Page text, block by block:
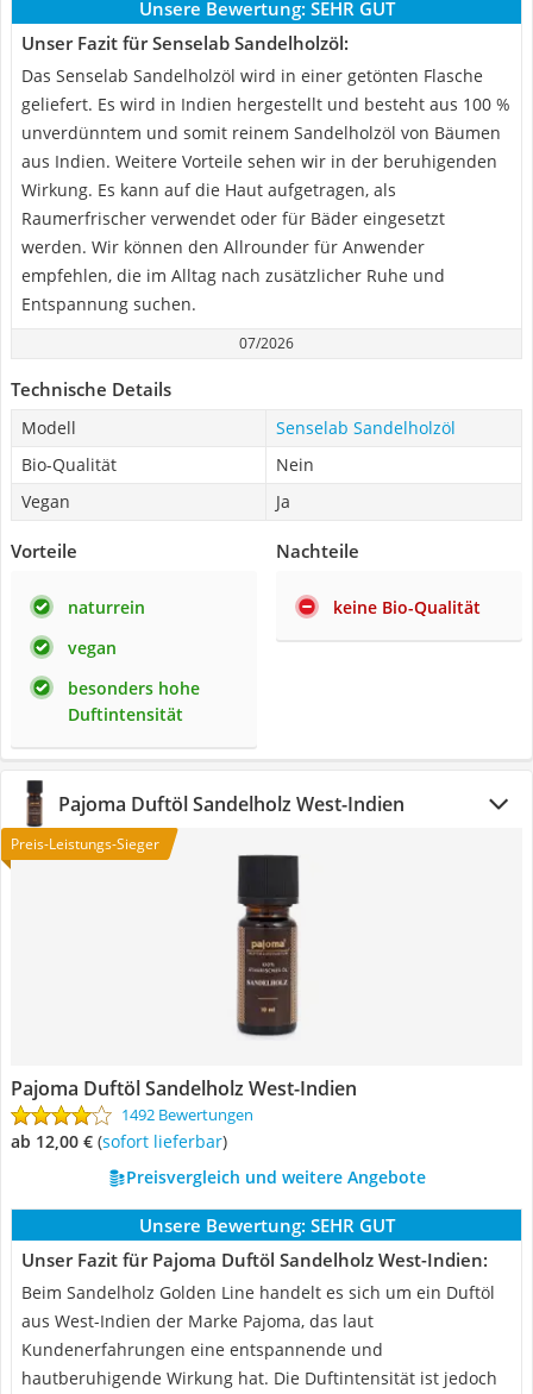
Unsere Bewertung: SEHR GUT
Unser Fazit für Senselab Sandelholzöl:
Das Senselab Sandelholzöl wird in einer getönten Flasche
geliefert. Es wird in Indien hergestellt und besteht aus 100 %
unverdünntem und somit reinem Sandelholzöl von Bäumen
aus Indien. Weitere Vorteile sehen wir in der beruhigenden
Wirkung. Es kann auf die Haut aufgetragen, als
Raumerfrischer verwendet oder für Bäder eingesetzt
werden. Wir können den Allrounder für Anwender
empfehlen, die im Alltag nach zusätzlicher Ruhe und
Entspannung suchen.
07/2026
Technische Details
Modell
Senselab Sandelholzöl
Bio-Qualität
Nein
Vegan
Ja
Vorteile
naturrein
vegan
besonders hohe
Duftintensität
Nachteile
keine Bio-Qualität
Pajoma Duftöl Sandelholz West-Indien
Preis-Leistungs-Sieger
Pajoma Duftöl Sandelholz West-Indien
1492 Bewertungen
ab 12,00 € ( Sofort lieferbar)
Preisvergleich und weitere Angebote
Unsere Bewertung: SEHR GUT
Unser Fazit für Pajoma Duftöl Sandelholz West-Indien:
Beim Sandelholz Golden Line handelt es sich um ein Duftöl
aus West-Indien der Marke Pajoma, das laut
Kundenerfahrungen eine entspannende und
hautberuhigende Wirkung hat. Die Duftintensität ist jedoch